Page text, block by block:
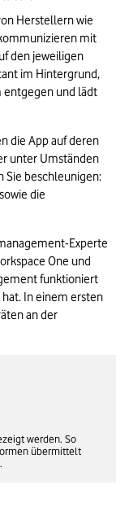
Herstellern wie
mit
den jeweiligen
im Hintergrund,
entgegen und lädt
die App auf deren
unter Umständen
Sie beschleunigen:
die
Experte
One und
funktioniert
In einem ersten
an der
werden. So
übermittelt
.